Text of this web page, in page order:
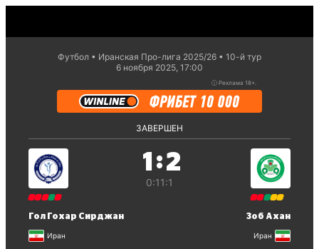
Футбол Иранская Про-лига 2025/26
10-й тур
6 ноября 2025, 17:00
ⓘ Реклама 18+.
ЗАВЕРШЕН
Гол Гохар Сирджан
Иран
1 :2
0:11:1
Зоб Ахан
Иран